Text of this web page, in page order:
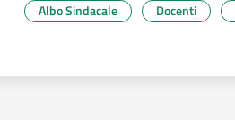
Albo Sindacale Docenti